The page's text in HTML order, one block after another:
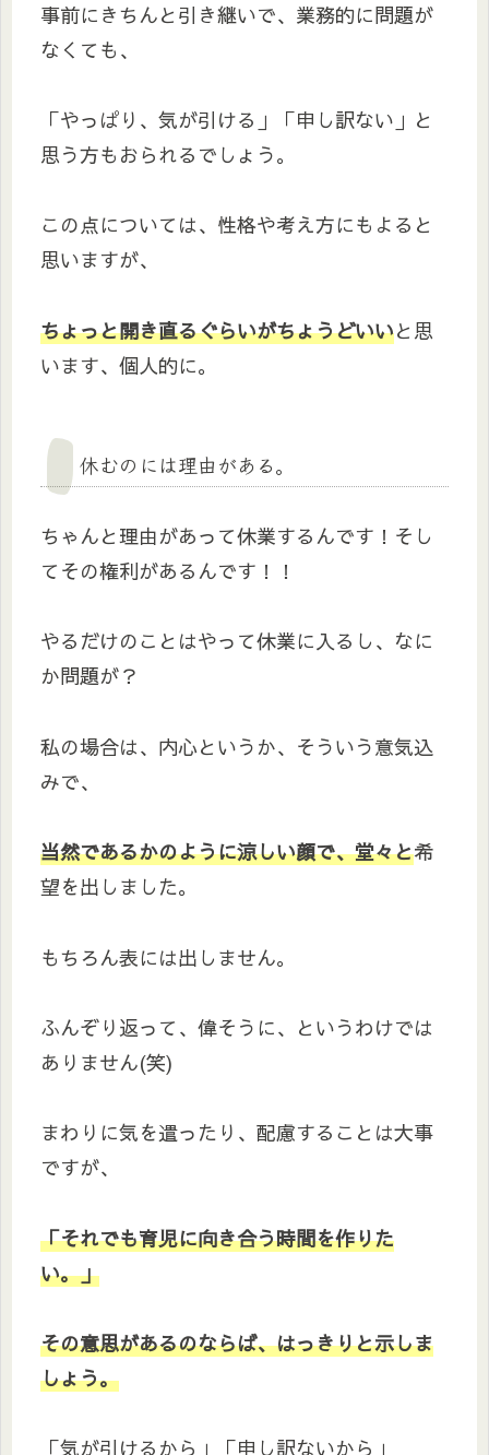
事前にきちんと引き継いで、業務的に問題が
なくても、
「やっぱり、気が引ける」「申し訳ない」と
思う方もおられるでしょう。
この点については、性格や考え方にもよると
思いますが、
ちょっと開き直るぐらいがちょうどいいと思
います、個人的に。
休むのには理由がある。
ちゃんと理由があって休業するんです！そし
てその権利があるんです！！
やるだけのことはやって休業に入るし、なに
か問題が？
私の場合は、内心というか、そういう意気込
みで、
当然であるかのように涼しい顔で、堂々と希
望を出しました。
もちろん表には出しません。
ふんぞり返って、偉そうに、というわけでは
ありません(笑)
まわりに気を遣ったり、配慮することは大事
ですが、
「それでも育児に向き合う時間を作りた
い。」
その意思があるのならば、はっきりと示しま
しょう。
「気が引けるから」「申し訳ないから」